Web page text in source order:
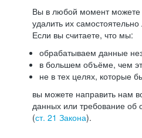
Вы в любой момент можете
удалить их
Если вы считаете, что мы:
обрабатываем данные
в большем объёме, чем
не в тех целях, которые
вы можете направить нам
данных или требование об
(ст. 21 Закона).